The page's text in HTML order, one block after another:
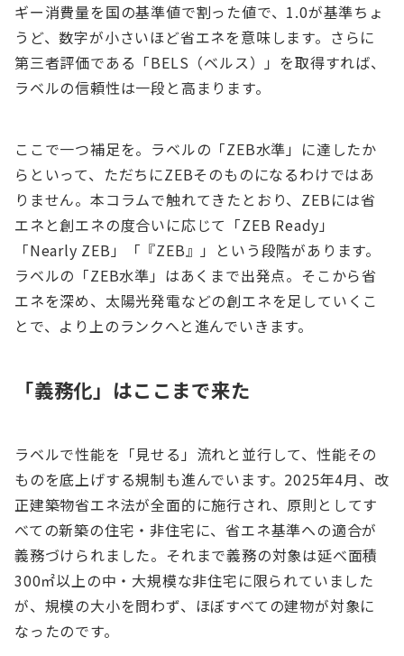
ギー消費量を国の基準値で割った値で、1.0が基準ちょ
うど、数字が小さいほど省エネを意味します。さらに
第三者評価である「BELS（ベルス）」を取得すれば、
ラベルの信頼性は一段と高まります。
ここで一つ補足を。ラベルの「ZEB水準」に達したか
らといって、ただちにZEBそのものになるわけではあ
りません。本コラムで触れてきたとおり、ZEBには省
エネと創エネの度合いに応じて「ZEB Ready」
「Nearly ZEB」「『ZEB』」という段階があります。
ラベルの「ZEB水準」はあくまで出発点。そこから省
エネを深め、太陽光発電などの創エネを足していくこ
とで、より上のランクへと進んでいきます。
「義務化」はここまで来た
ラベルで性能を「見せる」流れと並行して、性能その
ものを底上げする規制も進んでいます。2025年4月、改
正建築物省エネ法が全面的に施行され、原則としてす
べての新築の住宅・非住宅に、省エネ基準への適合が
義務づけられました。それまで義務の対象は延べ面積
300㎡以上の中・大規模な非住宅に限られていました
が、規模の大小を問わず、ほぼすべての建物が対象に
なったのです。